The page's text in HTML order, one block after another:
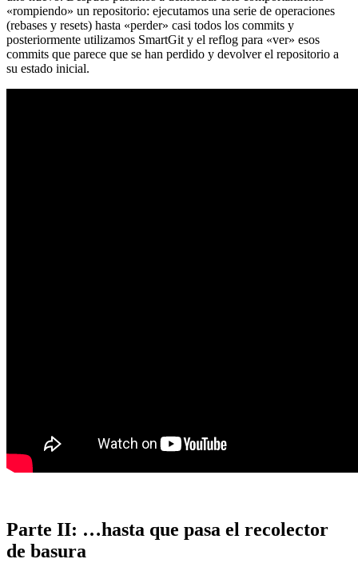
«rompiendo» un repositorio: ejecutamos una serie de operaciones
(rebases y resets) hasta «perder» casi todos los commits y
posteriormente utilizamos SmartGit y el reflog para «ver» esos
commits que parece que se han perdido y devolver el repositorio a
su estado inicial.
Parte II: …hasta que pasa el recolector
de basura